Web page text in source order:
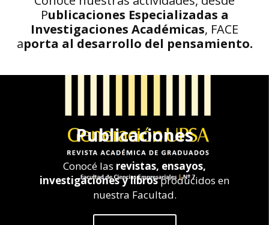
Publicaciones Especializadas a
Investigaciones Académicas, FACE
aporta al desarrollo del pensamiento.
Publicaciones
Conocé las revistas, ensayos,
investigaciones y librosproducidos en
nuestra Facultad.